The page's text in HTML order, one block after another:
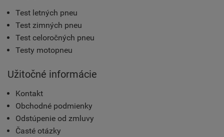
Test letných pneu
Test zimných pneu
Test celoročných pneu
Testy motopneu
Užitočné informácie
Kontakt
Obchodné podmienky
Odstúpenie od zmluvy
Časté otázky